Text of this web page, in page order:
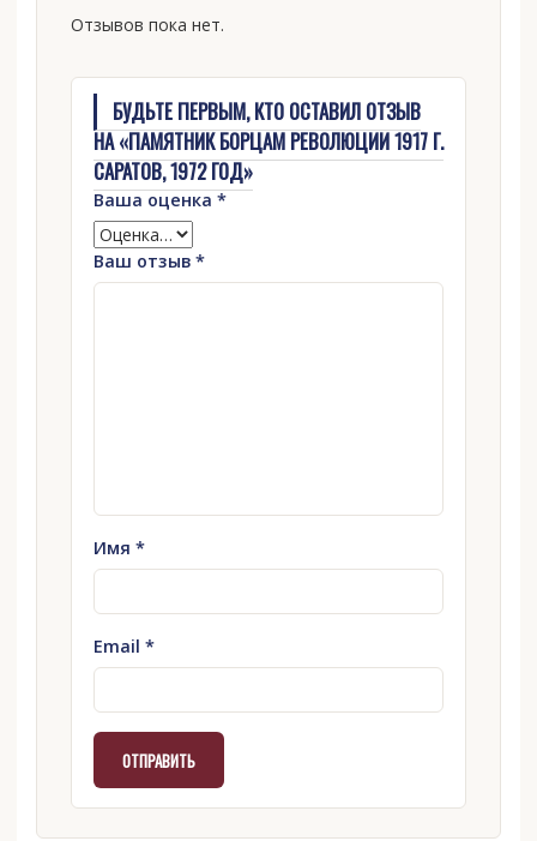
Отзывов пока нет.
БУДЬТЕ ПЕРВЫМ, КТО ОСТАВИЛ ОТЗЫВ
НА «ПАМЯТНИК БОРЦАМ РЕВОЛЮЦИИ 1917 Г.
САРАТОВ, 1972 ГОД»
Ваша оценка *
Ваш отзыв *
Имя *
Email *